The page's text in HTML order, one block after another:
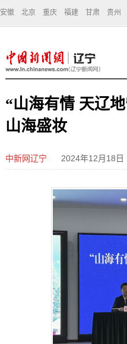
安徽 北京 重庆 福建 甘肃 贵州
“山海有情 天辽
山海盛妆
中新网辽宁 2024年12月18日